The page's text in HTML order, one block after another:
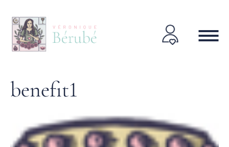
benefit1